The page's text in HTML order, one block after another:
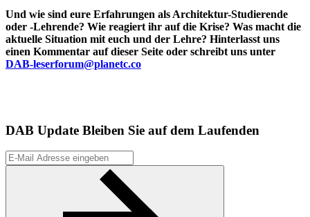
Und wie sind eure Erfahrungen als Architektur-Studierende
oder -Lehrende? Wie reagiert ihr auf die Krise? Was macht die
aktuelle Situation mit euch und der Lehre? Hinterlasst uns
einen Kommentar auf dieser Seite oder schreibt uns unter
DAB-leserforum@planetc.co
DAB Update Bleiben Sie auf dem Laufenden